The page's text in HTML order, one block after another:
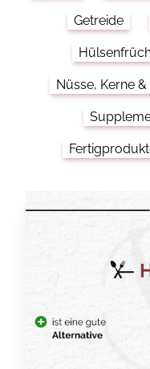
Getreide
Nüsse, Kerne